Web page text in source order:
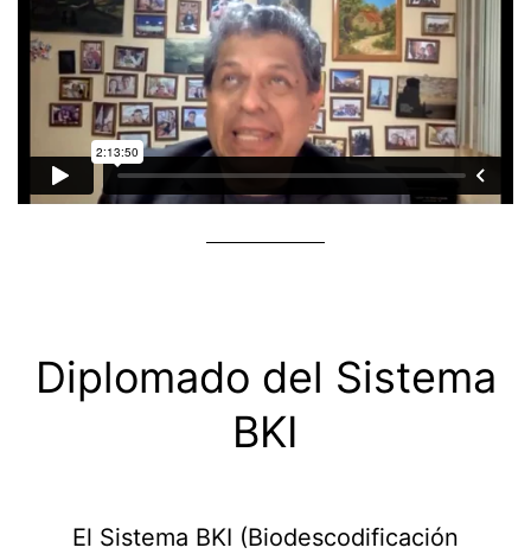
Diplomado del Sistema
BKI
El Sistema BKI (Biodescodificación